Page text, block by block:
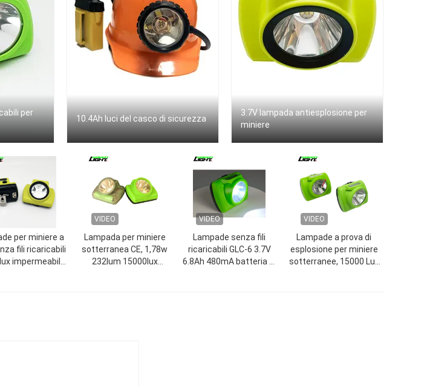
per
10.4Ah luci del casco di sicurezza
3.7V lampada antiesplosione per
miniere
per miniere a
fili ricaricabili
impermeabile
VIDEO
Lampada per miniere
sotterranea CE, 1,78w
232lum 15000lux
VIDEO
Lampade senza fili
ricaricabili GLC-6 3.7V
6.8Ah 480mA batteria al
VIDEO
Lampade a prova di
esplosione per miniere
sotterranee, 15000 Lux